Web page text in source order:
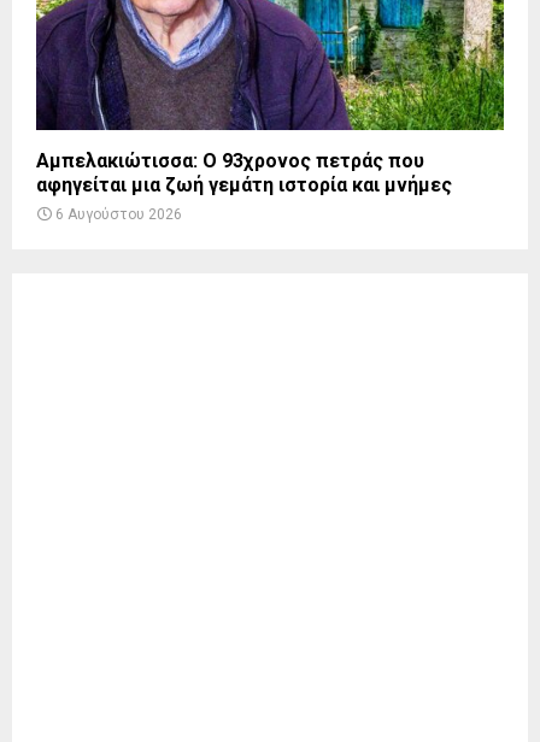
Αμπελακιώτισσα: Ο 93χρονος πετράς που
αφηγείται μια ζωή γεμάτη ιστορία και μνήμες
6 Αυγούστου 2026